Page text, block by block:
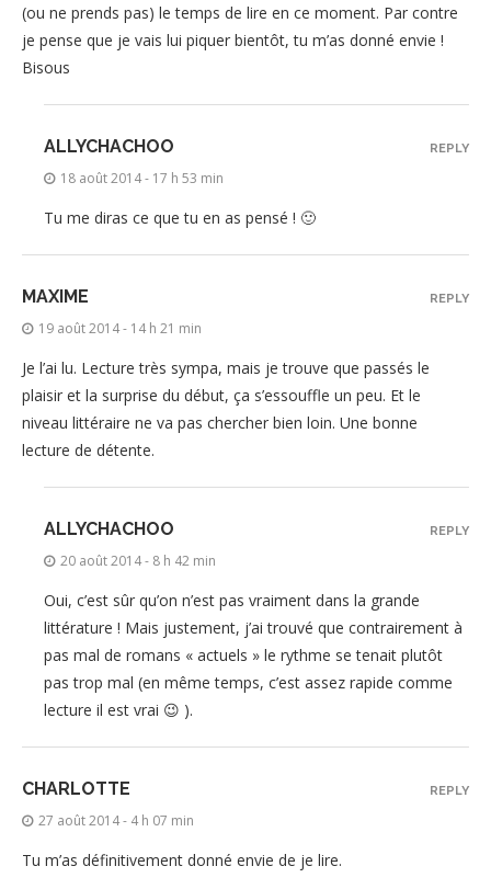
(ou ne prends pas) le temps de lire en ce moment. Par contre
je pense que je vais lui piquer bientôt, tu m’as donné envie !
Bisous
ALLYCHACHOO
18 août 2014 - 17 h 53 min
Tu me diras ce que tu en as pensé ! 🙂
REPLY
MAXIME
19 août 2014 - 14 h 21 min
Je l’ai lu. Lecture très sympa, mais je trouve que passés le
plaisir et la surprise du début, ça s’essouffle un peu. Et le
niveau littéraire ne va pas chercher bien loin. Une bonne
lecture de détente.
REPLY
ALLYCHACHOO
20 août 2014 - 8 h 42 min
Oui, c’est sûr qu’on n’est pas vraiment dans la grande
littérature ! Mais justement, j’ai trouvé que contrairement à
pas mal de romans « actuels » le rythme se tenait plutôt
pas trop mal (en même temps, c’est assez rapide comme
lecture il est vrai 😉 ).
REPLY
CHARLOTTE
27 août 2014 - 4 h 07 min
Tu m’as définitivement donné envie de je lire.
REPLY